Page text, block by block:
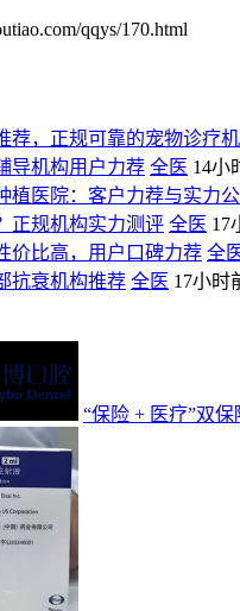
qqys/170.html
荐，正规可靠的宠物诊疗
导机构用户力荐 全医 14小
植医院：客户力荐与实力
正规机构实力测评 全医 17
价比高，用户口碑力荐 全
抗衰机构推荐 全医 17小时
“保险 + 医疗”双